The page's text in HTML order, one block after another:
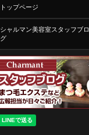
トップページ
シャルマン美容室スタッフブロ
グ